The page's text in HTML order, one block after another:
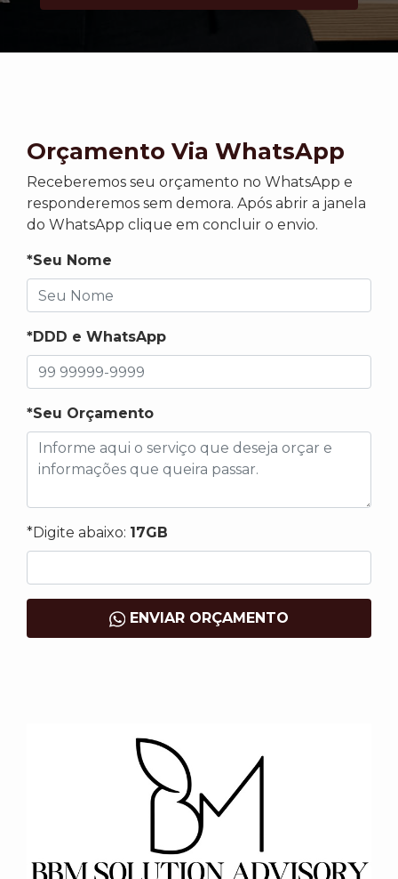
Orçamento Via WhatsApp
Receberemos seu orçamento no WhatsApp e
responderemos sem demora. Após abrir a janela
do WhatsApp clique em concluir o envio.
*Seu Nome
*DDD e WhatsApp
*Seu Orçamento
*Digite abaixo: 17GB
ENVIAR ORÇAMENTO